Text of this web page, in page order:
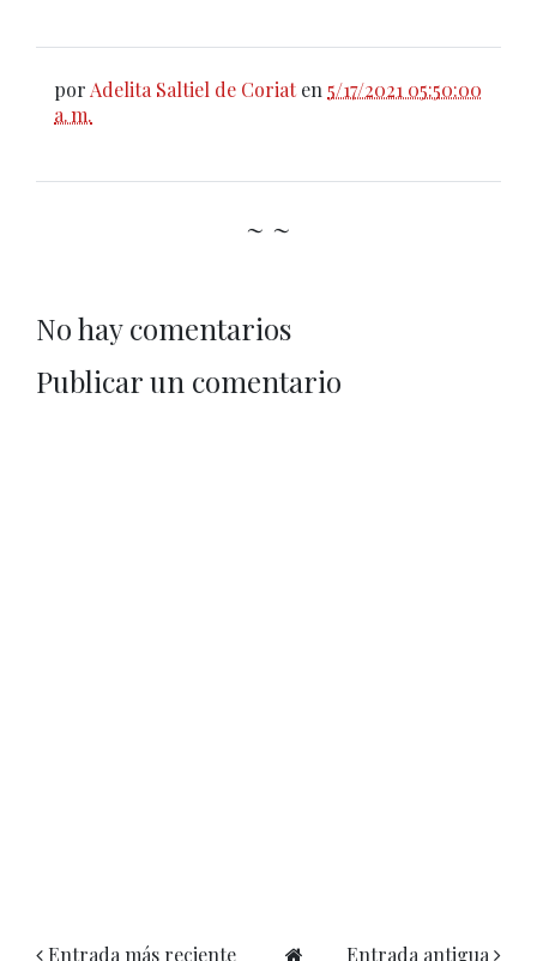
por Adelita Saltiel de Coriat en 5/17/2021 05:50:00
a. m.
~ ~
No hay comentarios
Publicar un comentario
Entrada más reciente Entrada antigua